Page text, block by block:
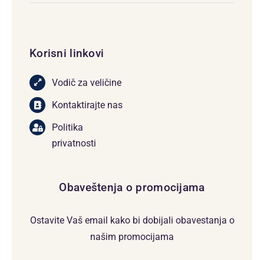
Korisni linkovi
Vodič za veličine
Kontaktirajte nas
Politika
privatnosti
Obaveštenja o promocijama
Ostavite Vaš email kako bi dobijali obavestanja o
našim promocijama